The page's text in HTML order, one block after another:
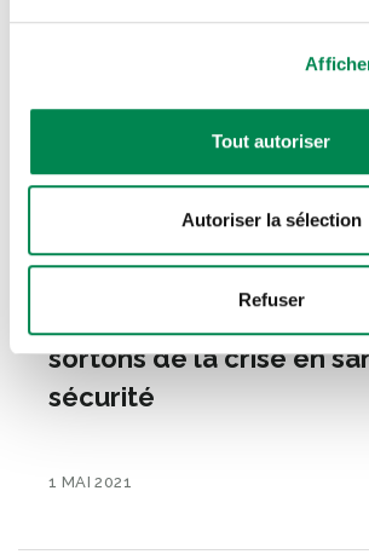
Tout autoriser
Autoriser la sélection
Refuser
sortons de la crise en
sécurité
1 MAI 2021